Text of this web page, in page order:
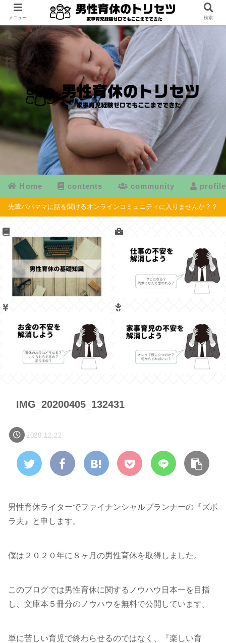
Home contents community profile
先輩パパママに話を聞けるオンラインコミュニティに入りませんか？？
IMG_20200405_132431
2020.12.22
男性育休ライターでファイナンシャルプランナーの『ズボ
ラ夫』と申します。
僕は２０２０年に８ヶ月の男性育休を取得しました。
このブログでは男性育休に関するノウハウ日本一を目指
し、文庫本５冊分のノウハウを無料で公開しています。
単に苦しい育児で終わらせるのではなく、『楽しい育
メニュー 検索